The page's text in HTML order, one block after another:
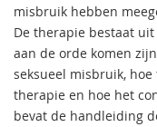
misbruik hebben
De therapie bestaat uit
aan de orde komen
seksueel misbruik,
therapie en hoe het
bevat de handleiding